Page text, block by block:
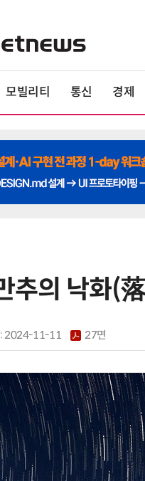
모빌리티 통신 경제
추의 낙화(
2024-11-11 27면